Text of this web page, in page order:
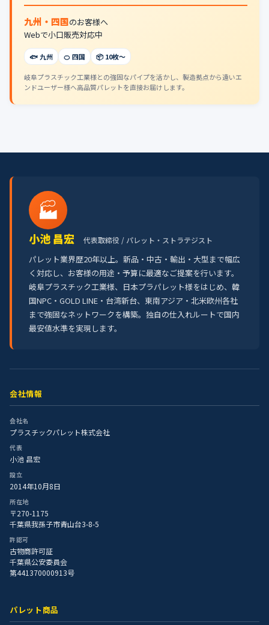
九州・四国のお客様へ
Webで小口販売対応中
🐟 九州 🍊 四国 📦 10枚〜
岐阜プラスチック工業様との強固なパイプを活かし、製造拠点から遠いエ
ンドユーザー様へ高品質パレットを直接お届けします。
🏭
小池 昌宏 代表取締役 / パレット・ストラテジスト
パレット業界歴20年以上。新品・中古・輸出・大型まで幅広
く対応し、お客様の用途・予算に最適なご提案を行います。
岐阜プラスチック工業様、日本プラパレット様をはじめ、韓
国NPC・GOLD LINE・台湾新台、東南アジア・北米欧州各社
まで強固なネットワークを構築。独自の仕入れルートで国内
最安値水準を実現します。
会社情報
会社名
プラスチックパレット株式会社
代表
小池 昌宏
設立
2014年10月8日
所在地
〒270-1175
千葉県我孫子市青山台3-8-5
許認可
古物商許可証
千葉県公安委員会
第441370000913号
パレット商品